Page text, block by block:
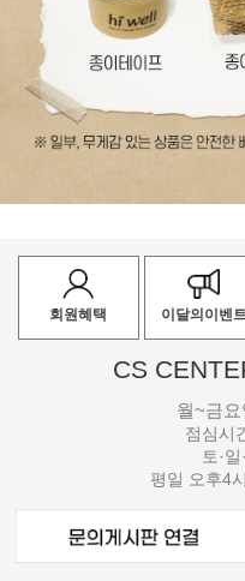
회원혜택 이달의이벤
CS
월~금요
점심시
토·
평일 오후4